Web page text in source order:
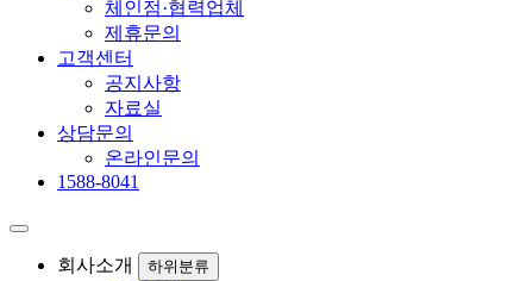
체인점·협력업체
제휴문의
고객센터
공지사항
자료실
상담문의
온라인문의
1588-8041
회사소개 하위분류